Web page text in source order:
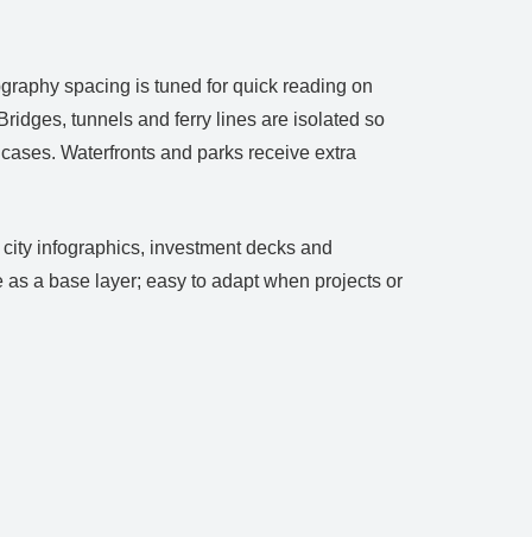
spacing is tuned for quick reading on
tunnels and ferry lines are isolated so
Waterfronts and parks receive extra
infographics, investment decks and
a base layer; easy to adapt when projects or